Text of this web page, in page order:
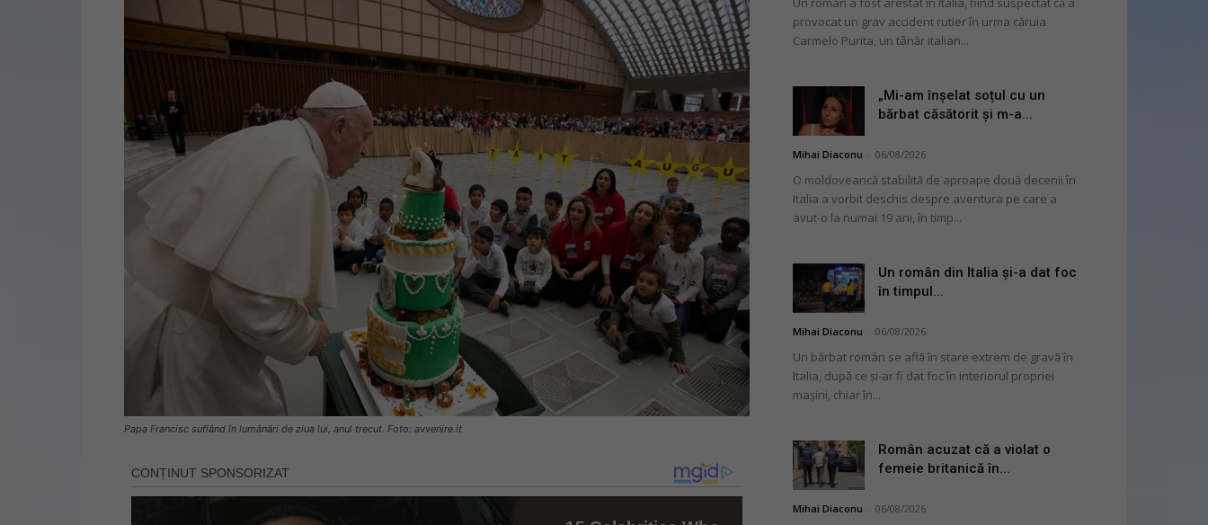
Papa Francisc suflând în lumânări de ziua lui, anul trecut. Foto: avvenire.it
provocat un grav accident rutier în urma căruia
Carmelo Purita, un tânăr italian...
„Mi-am înșelat soțul cu un
bărbat căsătorit și m-a...
Mihai Diaconu 06/08/2026
O moldoveancă stabilită de aproape două decenii în
Italia a vorbit deschis despre aventura pe care a
avut-o la numai 19 ani, în timp...
Un român din Italia și-a dat foc
în timpul...
Mihai Diaconu 06/08/2026
Un bărbat român se află în stare extrem de gravă în
Italia, după ce și-ar fi dat foc în interiorul propriei
mașini, chiar în...
Român acuzat că a violat o
femeie britanică în...
Mihai Diaconu 06/08/2026